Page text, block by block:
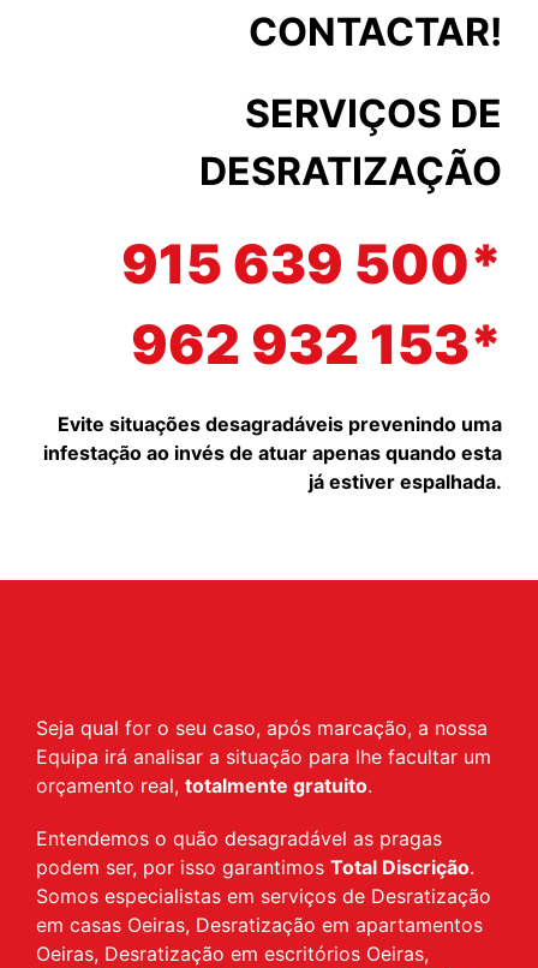
CONTACTAR!
SERVIÇOS DE
DESRATIZAÇÃO
915 639 500*
962 932 153*
Evite situações desagradáveis prevenindo uma
infestação ao invés de atuar apenas quando esta
já estiver espalhada.
Seja qual for o seu caso, após marcação, a nossa
Equipa irá analisar a situação para lhe facultar um
orçamento real, totalmente gratuito.
Entendemos o quão desagradável as pragas
podem ser, por isso garantimos Total Discrição.
Somos especialistas em serviços de Desratização
em casas Oeiras, Desratização em apartamentos
Oeiras, Desratização em escritórios Oeiras,